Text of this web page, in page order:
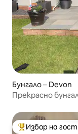
Бунгало – Devon
Прекрасно
Най-популярен
Избор на